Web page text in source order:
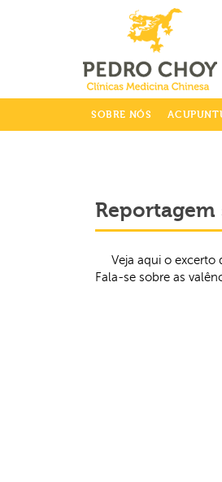
info@clinicaspedrochoy.com
SOBRE NÓS
Reportagem
Veja aqui o excerto
Fala-se sobre as